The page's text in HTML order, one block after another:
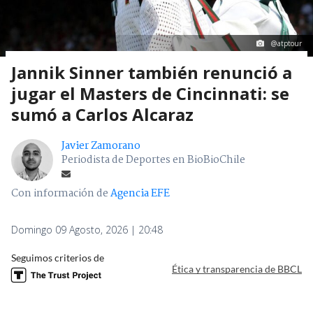
@atptour
Jannik Sinner también renunció a
jugar el Masters de Cincinnati: se
sumó a Carlos Alcaraz
Javier Zamorano
Periodista de Deportes en BioBioChile
Con información deAgencia EFE
Domingo 09 Agosto, 2026 | 20:48
Seguimos criterios de
Ética y transparencia de BBCL